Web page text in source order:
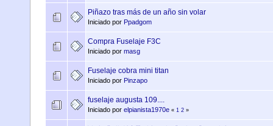
Piñazo tras más de un año sin volar
Iniciado por Ppadgom
Compra Fuselaje F3C
Iniciado por masg
Fuselaje cobra mini titan
Iniciado por Pinzapo
fuselaje augusta 109....
Iniciado por elpianista1970e « 1 2 »